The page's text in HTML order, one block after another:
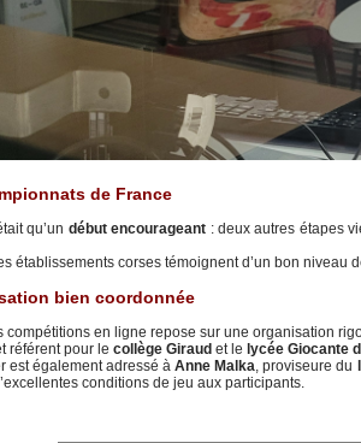
de France
qu’un début encourageant : deux autres étapes
établissements corses témoignent d’un bon niveau
bien coordonnée
compétitions en ligne repose sur une organisation
référent pour lecollège Giraud et le lycée Giocante
est également adressé àAnne Malka, proviseure du
conditions de jeu aux participants.